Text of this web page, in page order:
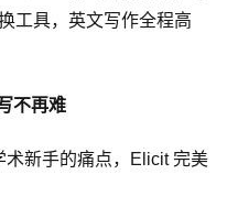
工具，英文写作全程高
不再难
新手的痛点，Elicit 完美